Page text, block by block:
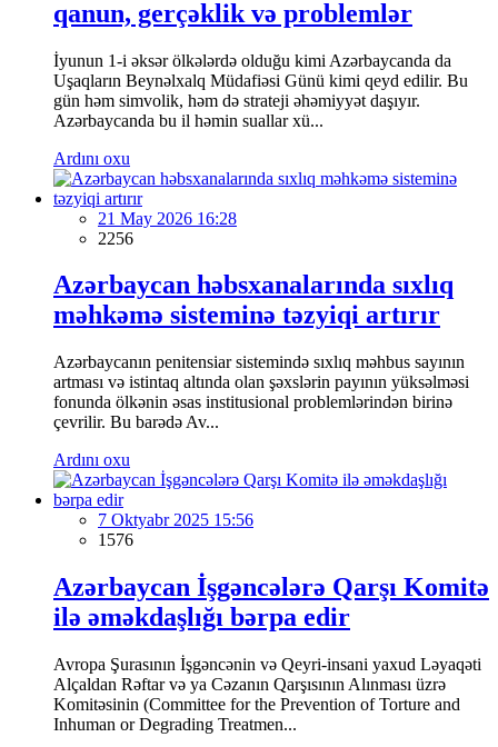
qanun, gerçəklik və problemlər
İyunun 1-i əksər ölkələrdə olduğu kimi Azərbaycanda da
Uşaqların Beynəlxalq Müdafiəsi Günü kimi qeyd edilir. Bu
gün həm simvolik, həm də strateji əhəmiyyət daşıyır.
Azərbaycanda bu il həmin suallar xü...
Ardını oxu
21 May 2026 16:28
2256
Azərbaycan həbsxanalarında sıxlıq
məhkəmə sisteminə təzyiqi artırır
Azərbaycanın penitensiar sistemində sıxlıq məhbus sayının
artması və istintaq altında olan şəxslərin payının yüksəlməsi
fonunda ölkənin əsas institusional problemlərindən birinə
çevrilir. Bu barədə Av...
Ardını oxu
7 Oktyabr 2025 15:56
1576
Azərbaycan İşgəncələrə Qarşı Komitə
ilə əməkdaşlığı bərpa edir
Avropa Şurasının İşgəncənin və Qeyri-insani yaxud Ləyaqəti
Alçaldan Rəftar və ya Cəzanın Qarşısının Alınması üzrə
Komitəsinin (Committee for the Prevention of Torture and
Inhuman or Degrading Treatmen...